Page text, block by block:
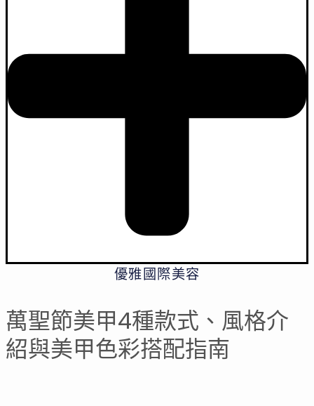
優雅國際美容
萬聖節美甲4種款式、風格介
紹與美甲色彩搭配指南